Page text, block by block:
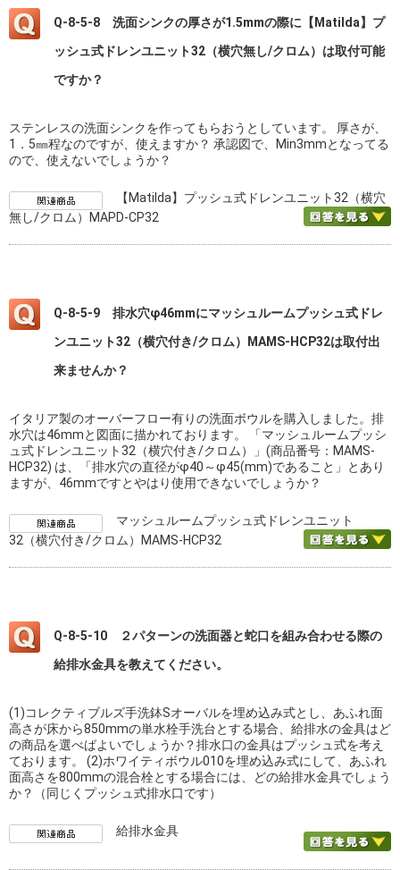
Q-8-5-8 洗面シンクの厚さが1.5mmの際に【Matilda】プ
ッシュ式ドレンユニット32（横穴無し/クロム）は取付可能
ですか？
ステンレスの洗面シンクを作ってもらおうとしています。 厚さが、
1．5㎜程なのですが、使えますか？ 承認図で、Min3mmとなってる
ので、使えないでしょうか？
【Matilda】プッシュ式ドレンユニット32（横穴
無し/クロム）MAPD-CP32
Q-8-5-9 排水穴φ46mmにマッシュルームプッシュ式ドレ
ンユニット32（横穴付き/クロム）MAMS-HCP32は取付出
来ませんか？
イタリア製のオーバーフロー有りの洗面ボウルを購入しました。排
水穴は46mmと図面に描かれております。 「マッシュルームプッシ
ュ式ドレンユニット32（横穴付き/クロム）」(商品番号：MAMS-
HCP32) は、「排水穴の直径がφ40～φ45(mm)であること」とあり
ますが、46mmですとやはり使用できないでしょうか？
マッシュルームプッシュ式ドレンユニット
32（横穴付き/クロム）MAMS-HCP32
Q-8-5-10 ２パターンの洗面器と蛇口を組み合わせる際の
給排水金具を教えてください。
(1)コレクティブルズ手洗鉢Sオーバルを埋め込み式とし、あふれ面
高さが床から850mmの単水栓手洗台とする場合、給排水の金具はど
の商品を選べばよいでしょうか？排水口の金具はプッシュ式を考え
ております。 (2)ホワイティボウル010を埋め込み式にして、あふれ
面高さを800mmの混合栓とする場合には、どの給排水金具でしょう
か？（同じくプッシュ式排水口です）
給排水金具